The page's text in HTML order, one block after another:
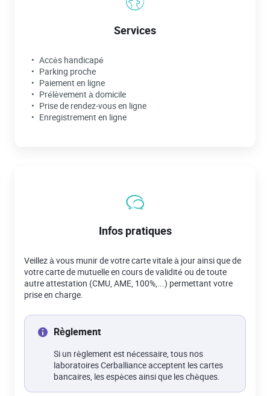
Services
Accès handicapé
Parking proche
Paiement en ligne
Prélèvement à domicile
Prise de rendez-vous en ligne
Enregistrement en ligne
Infos pratiques
Veillez à vous munir de votre carte vitale à jour ainsi que de
votre carte de mutuelle en cours de validité ou de toute
autre attestation (CMU, AME, 100%,...) permettant votre
prise en charge.
Règlement
Si un règlement est nécessaire, tous nos
laboratoires Cerballiance acceptent les cartes
bancaires, les espèces ainsi que les chèques.